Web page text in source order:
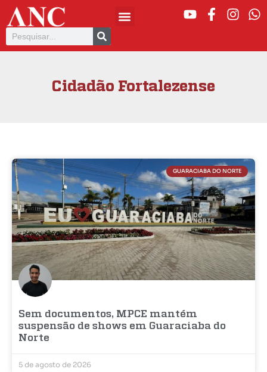
Cidadão Fortalezense
GUARACIABA DO NORTE
Sem documentos, MPCE mantém
suspensão de shows em Guaraciaba do
Norte
5 de agosto de 2026